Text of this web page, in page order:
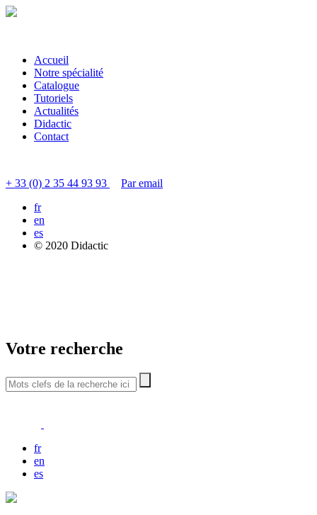
Accueil
Notre spécialité
Catalogue
Tutoriels
Actualités
Didactic
Contact
+ 33 (0) 2 35 44 93 93
Par email
fr
en
es
© 2020 Didactic
Votre recherche
fr
en
es